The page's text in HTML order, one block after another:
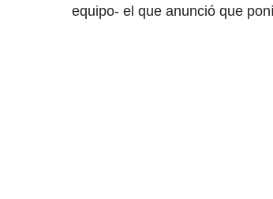
equipo- el que anunció que